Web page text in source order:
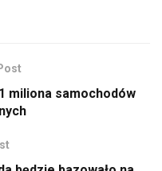
miliona samochodów